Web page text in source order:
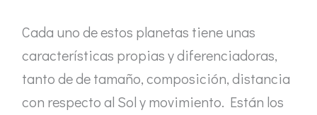
Cada uno de estos planetas tiene unas
características propias y diferenciadoras,
tanto de de tamaño, composición, distancia
con respecto al Sol y movimiento. Están los